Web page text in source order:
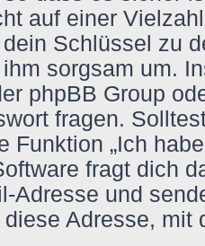
auf einer
Schlüssel zu
sorgsam um.
phpBB Group
fragen.
Funktion „Ich
fragt dich
Adresse und
Adresse, mit